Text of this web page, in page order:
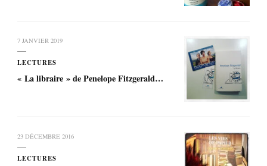
7 JANVIER 2019
LECTURES
« La libraire » de Penelope Fitzgerald…
23 DÉCEMBRE 2016
LECTURES